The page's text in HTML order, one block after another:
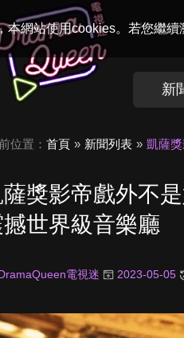
本網站使用cookies。若您繼
Welcome
新
位置： 首頁 新聞列表 凱薩
薩獎影帝戲外不
撼世界級音樂廳
電視迷 2023-05-05